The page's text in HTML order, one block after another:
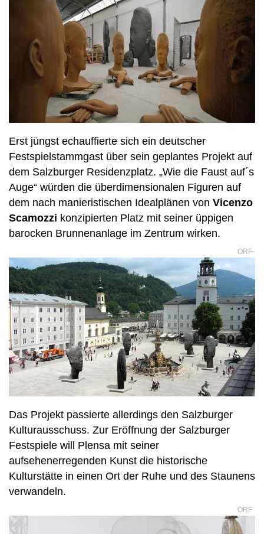
Erst jüngst echauffierte sich ein deutscher
Festspielstammgast über sein geplantes Projekt auf
dem Salzburger Residenzplatz. „Wie die Faust auf´s
Auge“ würden die überdimensionalen Figuren auf
dem nach manieristischen Idealplänen von Vicenzo
Scamozzi konzipierten Platz mit seiner üppigen
barocken Brunnenanlage im Zentrum wirken.
ORF
Das Projekt passierte allerdings den Salzburger
Kulturausschuss. Zur Eröffnung der Salzburger
Festspiele will Plensa mit seiner
aufsehenerregenden Kunst die historische
Kulturstätte in einen Ort der Ruhe und des Staunens
verwandeln.
ORF